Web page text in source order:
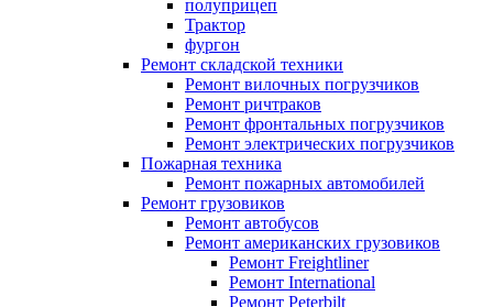
полуприцеп
Трактор
фургон
Ремонт складской техники
Ремонт вилочных погрузчиков
Ремонт ричтраков
Ремонт фронтальных погрузчиков
Ремонт электрических погрузчиков
Пожарная техника
Ремонт пожарных автомобилей
Ремонт грузовиков
Ремонт автобусов
Ремонт американских грузовиков
Ремонт Freightliner
Ремонт International
Ремонт Peterbilt